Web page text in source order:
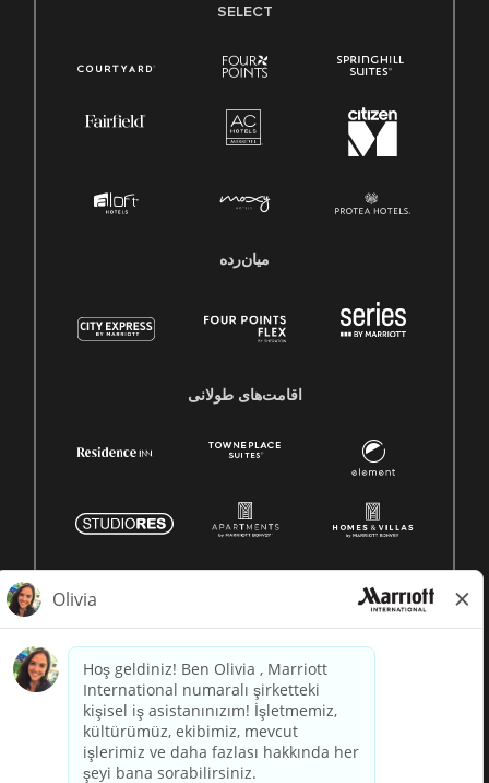
SELECT
میان‌رده
اقامت‌های طولانی